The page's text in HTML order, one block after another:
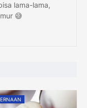
lama-lama,
😅